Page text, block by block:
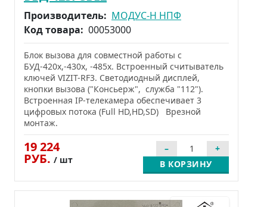
Производитель: МОДУС-Н НПФ
Код товара: 00053000
Блок вызова для совместной работы с
БУД-420х,-430х, -485х. Встроенный считыватель
ключей VIZIT-RF3. Cветодиодный дисплей,
кнопки вызова ("Консьерж", служба "112").
Встроенная IP-телекамера обеспечивает 3
цифровых потока (Full HD,HD,SD) Врезной
монтаж.
19 224
РУБ. / шт В КОРЗИНУ